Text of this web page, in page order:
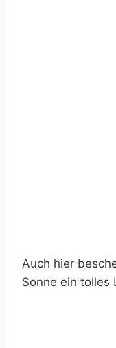
Auch hier
Sonne ein tolles